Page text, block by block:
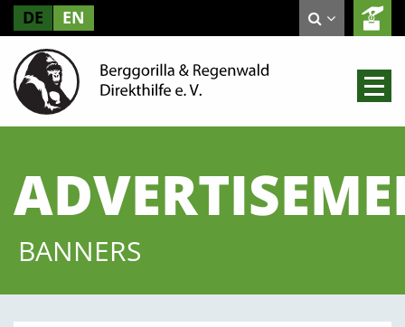
DE EN
BANNERS